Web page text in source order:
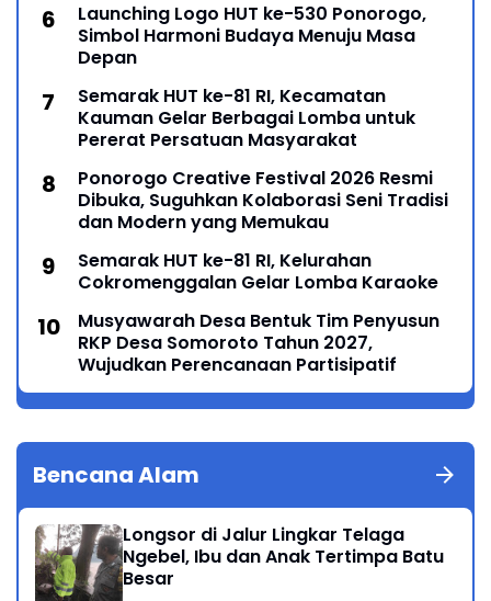
Launching Logo HUT ke-530 Ponorogo,
Simbol Harmoni Budaya Menuju Masa
Depan
Semarak HUT ke-81 RI, Kecamatan
Kauman Gelar Berbagai Lomba untuk
Pererat Persatuan Masyarakat
Ponorogo Creative Festival 2026 Resmi
Dibuka, Suguhkan Kolaborasi Seni Tradisi
dan Modern yang Memukau
Semarak HUT ke-81 RI, Kelurahan
Cokromenggalan Gelar Lomba Karaoke
Musyawarah Desa Bentuk Tim Penyusun
RKP Desa Somoroto Tahun 2027,
Wujudkan Perencanaan Partisipatif
Bencana Alam
Longsor di Jalur Lingkar Telaga
Ngebel, Ibu dan Anak Tertimpa Batu
Besar